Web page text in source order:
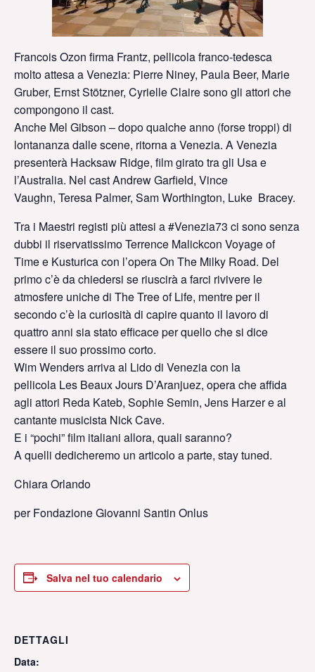
Francois Ozon firma Frantz, pellicola franco-tedesca
molto attesa a Venezia: Pierre Niney, Paula Beer, Marie
Gruber, Ernst Stötzner, Cyrielle Claire sono gli attori che
compongono il cast.
Anche Mel Gibson – dopo qualche anno (forse troppi) di
lontananza dalle scene, ritorna a Venezia. A Venezia
presenterà Hacksaw Ridge, film girato tra gli Usa e
l’Australia. Nel cast Andrew Garfield, Vince
Vaughn, Teresa Palmer, Sam Worthington, Luke Bracey.
Tra i Maestri registi più attesi a #Venezia73 ci sono senza
dubbi il riservatissimo Terrence Malickcon Voyage of
Time e Kusturica con l’opera On The Milky Road. Del
primo c’è da chiedersi se riuscirà a farci rivivere le
atmosfere uniche di The Tree of Life, mentre per il
secondo c’è la curiosità di capire quanto il lavoro di
quattro anni sia stato efficace per quello che si dice
essere il suo prossimo corto.
Wim Wenders arriva al Lido di Venezia con la
pellicola Les Beaux Jours D’Aranjuez, opera che affida
agli attori Reda Kateb, Sophie Semin, Jens Harzer e al
cantante musicista Nick Cave.
E i “pochi” film italiani allora, quali saranno?
A quelli dedicheremo un articolo a parte, stay tuned.
Chiara Orlando
per Fondazione Giovanni Santin Onlus
Salva nel tuo calendario
DETTAGLI
Data: